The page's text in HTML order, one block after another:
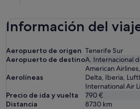
Información del
Aeropuerto de origen Tenerife Sur
Aeropuerto de destinoA. Internacional
Aerolíneas
American
Delta, Iberia,
International Air
Precio de ida y vuelta
790 €
Distancia
8730 km